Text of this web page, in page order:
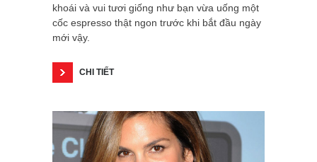
khoái và vui tươi giống như bạn vừa uống một
cốc espresso thật ngon trước khi bắt đầu ngày
mới vậy.
CHI TIẾT